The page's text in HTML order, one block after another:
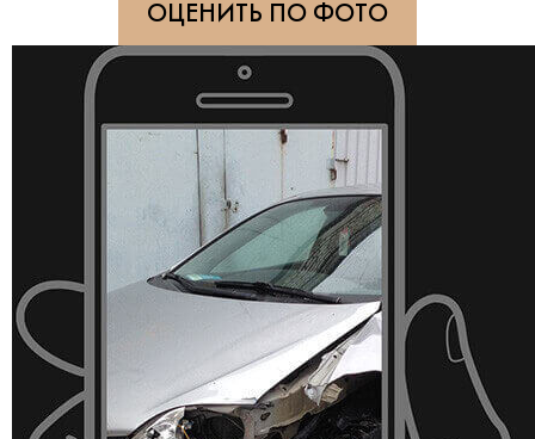
ОЦЕНИТЬ ПО ФОТО